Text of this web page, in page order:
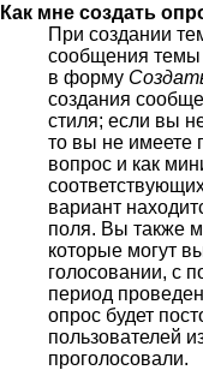
Как мне создать
При создании
сообщения темы
в форму
создания
стиля; если вы
то вы не имеете
вопрос и как
вариант
поля. Вы также
которые могут
голосовании, с
период
опрос будет
пользователей
проголосовали.